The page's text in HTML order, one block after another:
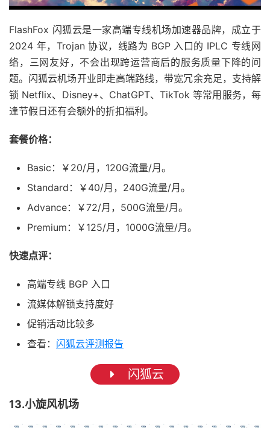
FlashFox 闪狐云是一家高端专线机场加速器品牌，成立于
2024 年，Trojan 协议，线路为 BGP 入口的 IPLC 专线网
络，三网友好，不会出现跨运营商后的服务质量下降的问
题。闪狐云机场开业即走高端路线，带宽冗余充足，支持解
锁 Netflix、Disney+、ChatGPT、TikTok 等常用服务，每
逢节假日还有会额外的折扣福利。
套餐价格：
Basic：￥20/月，120G流量/月。
Standard：￥40/月，240G流量/月。
Advance：￥72/月，500G流量/月。
Premium：￥125/月，1000G流量/月。
快速点评：
高端专线 BGP 入口
流媒体解锁支持度好
促销活动比较多
查看： 闪狐云评测报告
闪狐云
13.小旋风机场